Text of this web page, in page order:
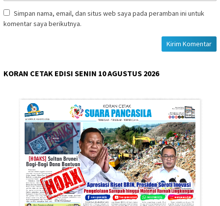
Simpan nama, email, dan situs web saya pada peramban ini untuk
komentar saya berikutnya.
KORAN CETAK EDISI SENIN 10 AGUSTUS 2026